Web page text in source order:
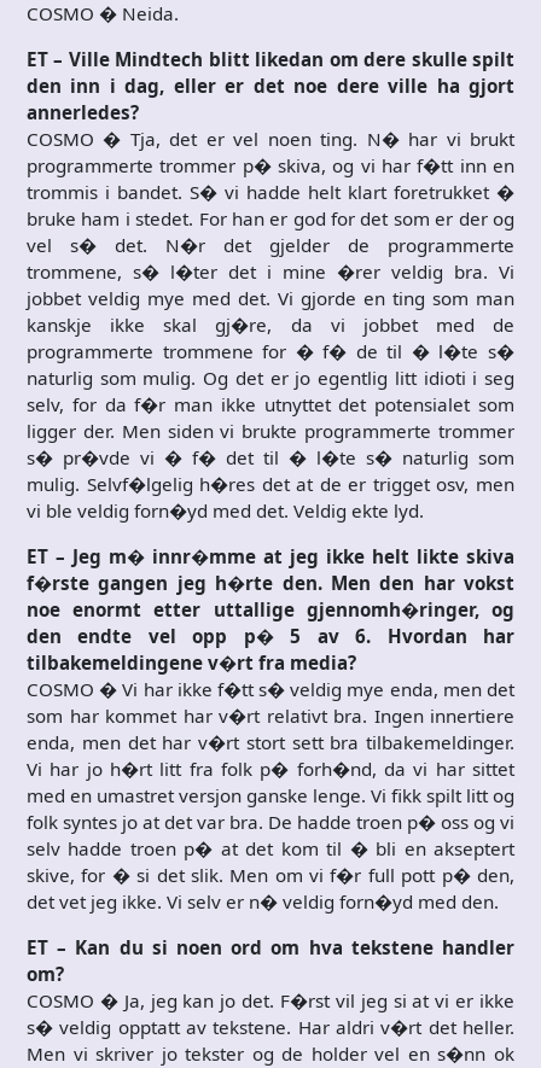
COSMO � Neida.
ET – Ville Mindtech blitt likedan om dere skulle spilt
den inn i dag, eller er det noe dere ville ha gjort
annerledes?
COSMO � Tja, det er vel noen ting. N� har vi brukt
programmerte trommer p� skiva, og vi har f�tt inn en
trommis i bandet. S� vi hadde helt klart foretrukket �
bruke ham i stedet. For han er god for det som er der og
vel s� det. N�r det gjelder de programmerte
trommene, s� l�ter det i mine �rer veldig bra. Vi
jobbet veldig mye med det. Vi gjorde en ting som man
kanskje ikke skal gj�re, da vi jobbet med de
programmerte trommene for � f� de til � l�te s�
naturlig som mulig. Og det er jo egentlig litt idioti i seg
selv, for da f�r man ikke utnyttet det potensialet som
ligger der. Men siden vi brukte programmerte trommer
s� pr�vde vi � f� det til � l�te s� naturlig som
mulig. Selvf�lgelig h�res det at de er trigget osv, men
vi ble veldig forn�yd med det. Veldig ekte lyd.
ET – Jeg m� innr�mme at jeg ikke helt likte skiva
f�rste gangen jeg h�rte den. Men den har vokst
noe enormt etter uttallige gjennomh�ringer, og
den endte vel opp p� 5 av 6. Hvordan har
tilbakemeldingene v�rt fra media?
COSMO � Vi har ikke f�tt s� veldig mye enda, men det
som har kommet har v�rt relativt bra. Ingen innertiere
enda, men det har v�rt stort sett bra tilbakemeldinger.
Vi har jo h�rt litt fra folk p� forh�nd, da vi har sittet
med en umastret versjon ganske lenge. Vi fikk spilt litt og
folk syntes jo at det var bra. De hadde troen p� oss og vi
selv hadde troen p� at det kom til � bli en akseptert
skive, for � si det slik. Men om vi f�r full pott p� den,
det vet jeg ikke. Vi selv er n� veldig forn�yd med den.
ET – Kan du si noen ord om hva tekstene handler
om?
COSMO � Ja, jeg kan jo det. F�rst vil jeg si at vi er ikke
s� veldig opptatt av tekstene. Har aldri v�rt det heller.
Men vi skriver jo tekster og de holder vel en s�nn ok